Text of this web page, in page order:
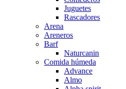
Juguetes
Rascadores
Arena
Areneros
Barf
Naturcanin
Comida húmeda
Advance
Almo